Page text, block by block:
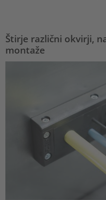
Štirje različni okvirji,
montaže